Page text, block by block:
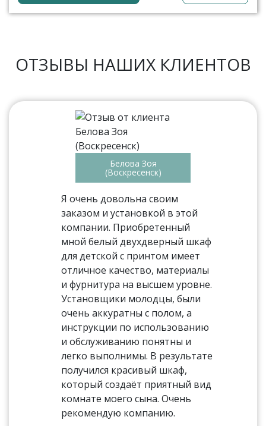
ОТЗЫВЫ НАШИХ КЛИЕНТОВ
Белова Зоя
(Воскресенск)
Я очень довольна своим
заказом и установкой в этой
компании. Приобретенный
мной белый двухдверный шкаф
для детской с принтом имеет
отличное качество, материалы
и фурнитура на высшем уровне.
Установщики молодцы, были
очень аккуратны с полом, а
инструкции по использованию
и обслуживанию понятны и
легко выполнимы. В результате
получился красивый шкаф,
который создаёт приятный вид
комнате моего сына. Очень
рекомендую компанию.